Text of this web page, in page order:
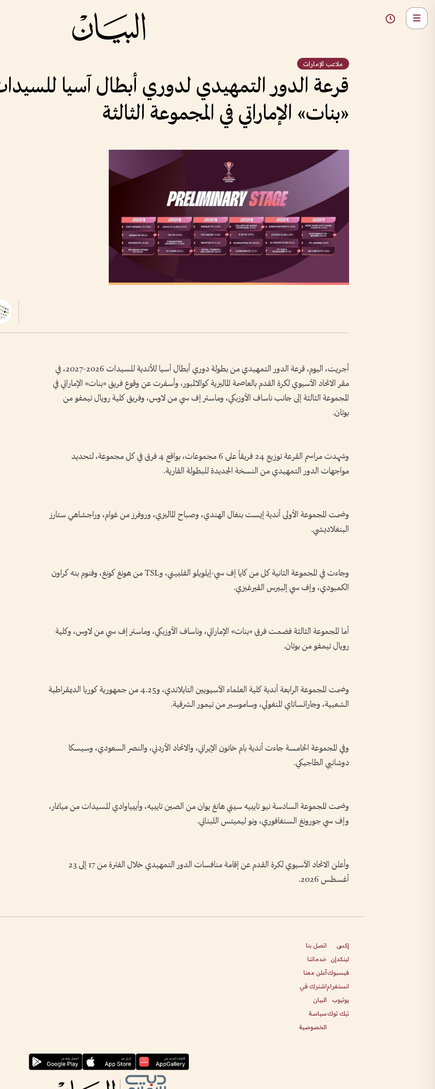
ملاعب الإمارات
قرعة الدور التمهيدي لدوري أبطال آسيا
«بنات» الإماراتي في المجموعة الثالثة
أجريت، اليوم، قرعة الدور التمهيدي من بطولة دوري أبطال آسيا للأندية للسيدات 2026-2027، في
مقر الاتحاد الآسيوي لكرة القدم بالعاصمة الماليزية كوالالمبور، وأسفرت عن وقوع فريق «بنات» الإماراتي في
المجموعة الثالثة إلى جانب ناساف الأوزبكي، وماستر إف سي من لاوس، وفريق كلية رويال تيمفو من
بوتان.
وشهدت مراسم القرعة توزيع 24 فريقاً على 6 مجموعات، بواقع 4 فرق في كل مجموعة، لتحديد
مواجهات الدور التمهيدي من النسخة الجديدة للبطولة القارية.
وضمت المجموعة الأولى أندية إيست بنغال الهندي، وصباح الماليزي، وروفرز من غوام، وراجشاهي ستارز
البنغلاديشي.
وجاءت في المجموعة الثانية كل من كايا إف سي-إيلويلو الفلبيني، وTSL من هونغ كونغ، وفنوم بنه كراون
الكمبودي، وإف سي إلبيرس القيرغيزي.
أما المجموعة الثالثة فضمت فرق «بنات» الإماراتي، وناساف الأوزبكي، وماستر إف سي من لاوس، وكلية
رويال تيمفو من بوتان.
وضمت المجموعة الرابعة أندية كلية العلماء الآسيويين التايلاندي، و4.25 من جمهورية كوريا الديمقراطية
الشعبية، وجاراتساتاي المنغولي، وساموسير من تيمور الشرقية.
وفي المجموعة الخامسة جاءت أندية بام خاتون الإيراني، والاتحاد الأردني، والنصر السعودي، وسيسكا
دوشانبي الطاجيكي.
وضمت المجموعة السادسة نيو تايبيه سيتي هانغ يوان من الصين تايبيه، وأييياوادي للسيدات من ميانمار،
وإف سي جورونغ السنغافوري، ونو ليميتس اللبناني.
وأعلن الاتحاد الآسيوي لكرة القدم عن إقامة منافسات الدور التمهيدي خلال الفترة من 17 إلى 23
أغسطس 2026.
إكس
لينكدإن
فيسبوك
انستغرام
يوتيوب
تيك توك
اتصل بنا
خدماتنا
أعلن معنا
اشترك في
البيان
سياسة
الخصوصية